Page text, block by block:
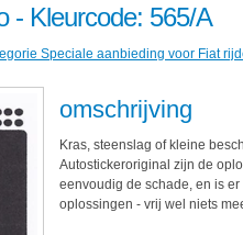
- Kleurcode: 565/A
Speciale aanbieding voor Fiat
omschrijving
Kras, steenslag of kleine
Autostickeroriginal zijn de
eenvoudig de schade, en is
oplossingen - vrij wel niets